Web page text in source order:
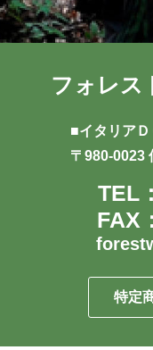
フォレス
■イタリア
〒980-0023
TEL
FAX
特定